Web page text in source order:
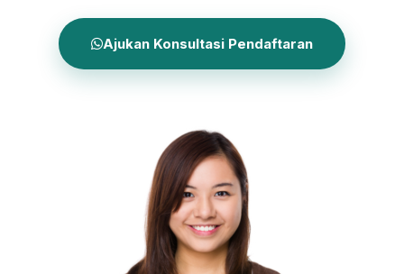
Ajukan Konsultasi Pendaftaran